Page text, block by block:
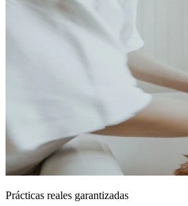
Prácticas reales garantizadas